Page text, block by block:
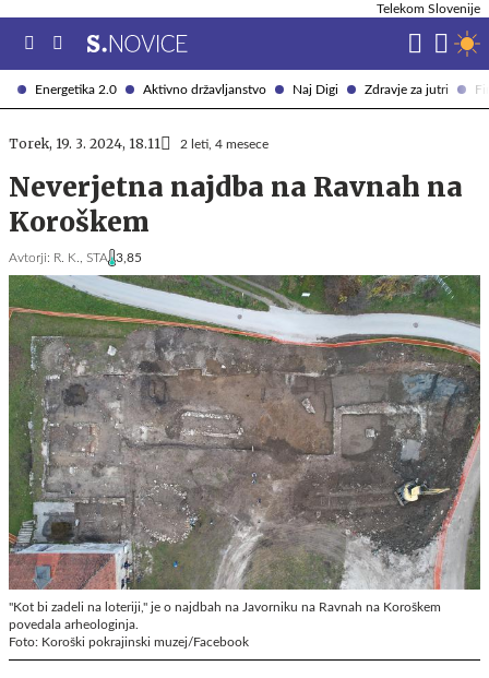
Energetika 2.0 Aktivno državljanstvo Naj Digi Zdravje za jutri
Telekom Slovenije
Torek, 19. 3. 2024, 18.11 2 leti, 4 mesece
Neverjetna najdba na Ravnah na
Koroškem
Avtorji: R. K., STA 3,85
"Kot bi zadeli na loteriji," je o najdbah na Javorniku na Ravnah na Koroškem
povedala arheologinja.
Foto: Koroški pokrajinski muzej/Facebook